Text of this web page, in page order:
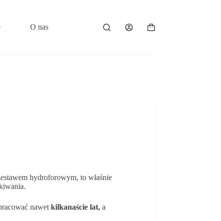
O nas Koszyk
hydroforowym, to właśnie
nawet kilkanaście lat,a